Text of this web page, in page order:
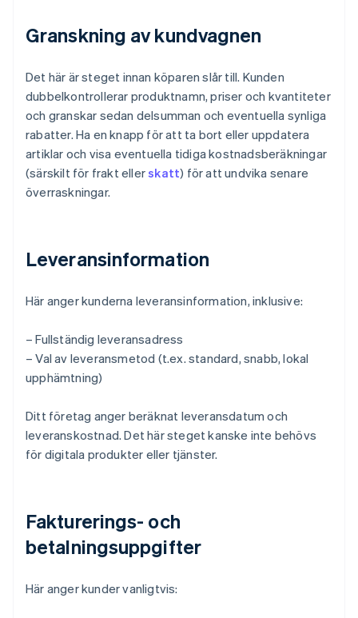
Granskning av kundvagnen
Det här är steget innan köparen slår till. Kunden
dubbelkontrollerar produktnamn, priser och kvantiteter
och granskar sedan delsumman och eventuella synliga
rabatter. Ha en knapp för att ta bort eller uppdatera
artiklar och visa eventuella tidiga kostnadsberäkningar
(särskilt för frakt ellerskatt) för att undvika senare
överraskningar.
Leveransinformation
Här anger kunderna leveransinformation, inklusive:
– Fullständig leveransadress
– Val av leveransmetod (t.ex. standard, snabb, lokal
upphämtning)
Ditt företag anger beräknat leveransdatum och
leveranskostnad. Det här steget kanske inte behövs
för digitala produkter eller tjänster.
Fakturerings- och
betalningsuppgifter
Här anger kunder vanligtvis: